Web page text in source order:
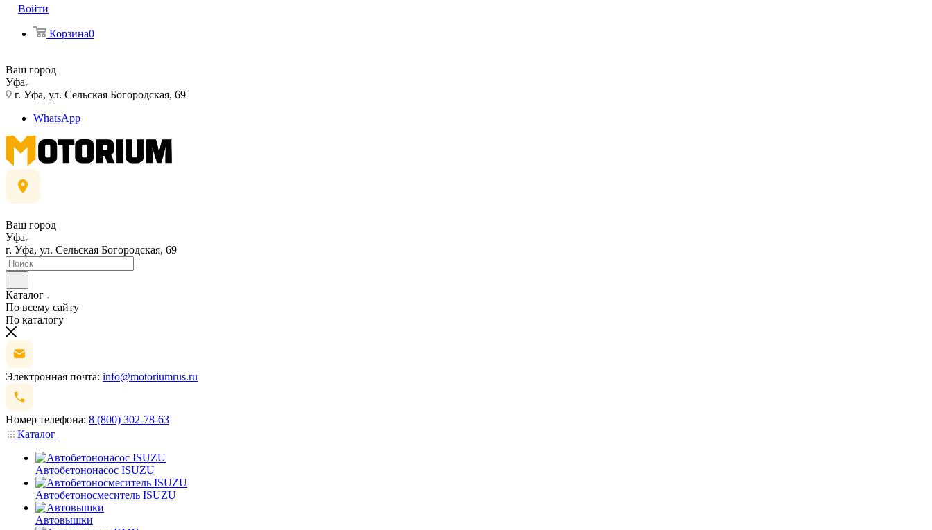
Войти
Корзина0
Ваш город
Уфа
г. Уфа, ул. Сельская Богородская, 69
WhatsApp
Ваш город
Уфа
г. Уфа, ул. Сельская Богородская, 69
Каталог
По всему сайту
По каталогу
Электронная почта: info@motoriumrus.ru
Номер телефона: 8 (800) 302-78-63
Каталог
Автобетононасос ISUZU
Автобетоносмеситель ISUZU
Автовышки